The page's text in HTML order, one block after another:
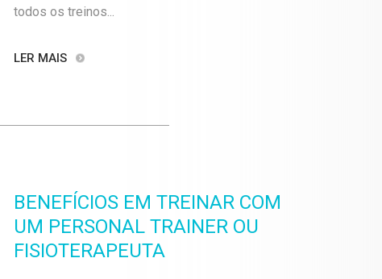
todos os treinos...
LER MAIS
BENEFÍCIOS EM TREINAR COM
UM PERSONAL TRAINER OU
FISIOTERAPEUTA